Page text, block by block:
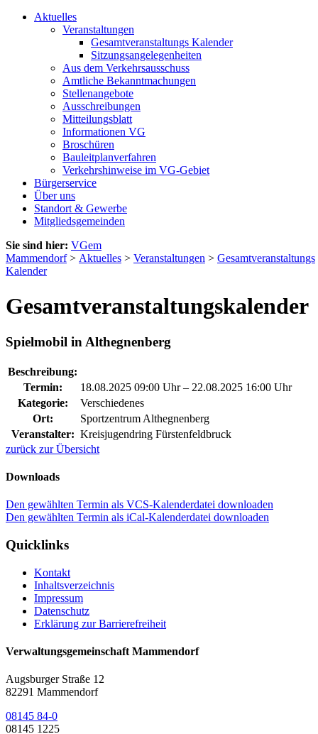
Aktuelles
Veranstaltungen
Gesamtveranstaltungs Kalender
Sitzungsangelegenheiten
Aus dem Verkehrsausschuss
Amtliche Bekanntmachungen
Stellenangebote
Ausschreibungen
Mitteilungsblatt
Informationen VG
Broschüren
Bauleitplanverfahren
Verkehrshinweise im VG-Gebiet
Bürgerservice
Über uns
Standort & Gewerbe
Mitgliedsgemeinden
Sie sind hier: VGem
Mammendorf> Aktuelles > Veranstaltungen > Gesamtveranstaltungs
Kalender
Gesamtveranstaltungskalender
Spielmobil in Althegnenberg
Beschreibung:
Termin:
18.08.2025 09:00 Uhr– 22.08.2025 16:00 Uhr
Kategorie:
Verschiedenes
Ort:
Sportzentrum Althegnenberg
Veranstalter: Kreisjugendring Fürstenfeldbruck
zurück zur Übersicht
Downloads
Den gewählten Termin als VCS-Kalenderdatei downloaden
Den gewählten Termin als iCal-Kalenderdatei downloaden
Quicklinks
Kontakt
Inhaltsverzeichnis
Impressum
Datenschutz
Erklärung zur Barrierefreiheit
Verwaltungsgemeinschaft Mammendorf
Augsburger Straße 12
82291 Mammendorf
08145 84-0
08145 1225